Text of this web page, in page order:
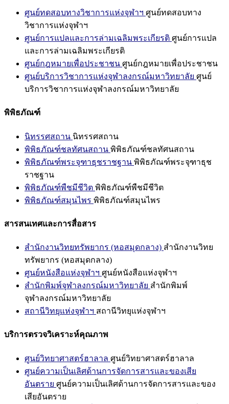
ศูนย์ทดสอบทางวิชาการแห่งจุฬาฯ ศูนย์ทดสอบทาง
วิชาการแห่งจุฬาฯ
ศูนย์การแปลและการล่ามเฉลิมพระเกียรติ ศูนย์การแปล
และการล่ามเฉลิมพระเกียรติ
ศูนย์กฎหมายเพื่อประชาชน ศูนย์กฎหมายเพื่อประชาชน
ศูนย์บริการวิชาการแห่งจุฬาลงกรณ์มหาวิทยาลัย ศูนย์
บริการวิชาการแห่งจุฬาลงกรณ์มหาวิทยาลัย
พิพิธภัณฑ์
นิทรรศสถาน นิทรรศสถาน
พิพิธภัณฑ์ชลทัศนสถาน พิพิธภัณฑ์ชลทัศนสถาน
พิพิธภัณฑ์พระจุฑาธุชราชฐาน พิพิธภัณฑ์พระจุฑาธุช
ราชฐาน
พิพิธภัณฑ์พืชมีชีวิต พิพิธภัณฑ์พืชมีชีวิต
พิพิธภัณฑ์สมุนไพร พิพิธภัณฑ์สมุนไพร
สารสนเทศและการสื่อสาร
สำนักงานวิทยทรัพยากร (หอสมุดกลาง) สำนักงานวิทย
ทรัพยากร (หอสมุดกลาง)
ศูนย์หนังสือแห่งจุฬาฯ ศูนย์หนังสือแห่งจุฬาฯ
สำนักพิมพ์จุฬาลงกรณ์มหาวิทยาลัย สำนักพิมพ์
จุฬาลงกรณ์มหาวิทยาลัย
สถานีวิทยุแห่งจุฬาฯ สถานีวิทยุแห่งจุฬาฯ
บริการตรวจวิเคราะห์คุณภาพ
ศูนย์วิทยาศาสตร์ฮาลาล ศูนย์วิทยาศาสตร์ฮาลาล
ศูนย์ความเป็นเลิศด้านการจัดการสารและของเสีย
อันตราย ศูนย์ความเป็นเลิศด้านการจัดการสารและของ
เสียอันตราย